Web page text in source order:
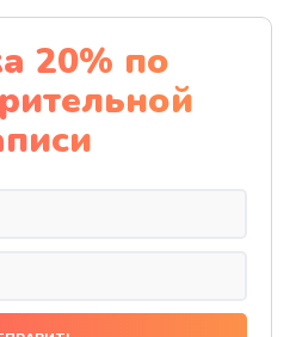
(экрана)
руб.
электроники
20% по